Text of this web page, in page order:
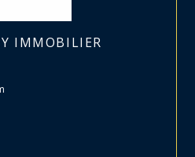
IMMOBILIER